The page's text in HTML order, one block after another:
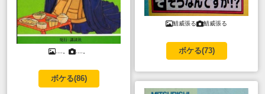
ボケる(86)
鯖威張る 鯖威張る
ボケる(73)